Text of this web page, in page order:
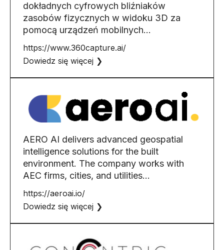
dokładnych cyfrowych bliźniaków
zasobów fizycznych w widoku 3D za
pomocą urządzeń mobilnych...
https://www.360capture.ai/
Dowiedz się więcej ❯
AERO AI delivers advanced geospatial
intelligence solutions for the built
environment. The company works with
AEC firms, cities, and utilities...
https://aeroai.io/
Dowiedz się więcej ❯